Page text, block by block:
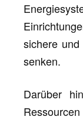
sichere
senken.
Darüber